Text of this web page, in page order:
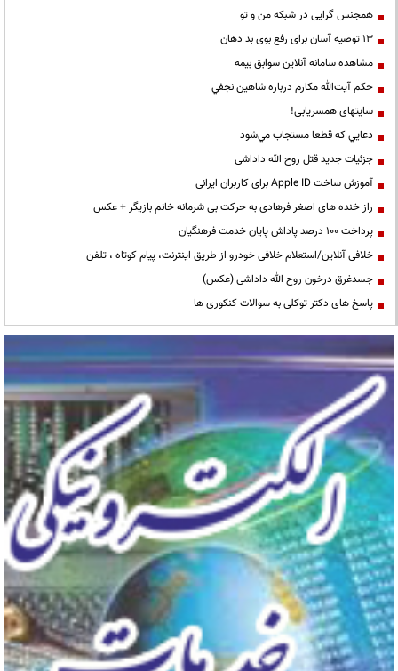
همجنس گرایی در شبکه من و تو
13 توصیه آسان برای رفع بوی بد دهان
مشاهده سامانه آنلاين سوابق بیمه
حكم آيت‌الله مكارم درباره شاهين نجفي
سایتهای همسریابی!
دعايي كه قطعا مستجاب مي‌شود
جزئیات جدید قتل روح الله داداشی
آموزش ساخت Apple ID برای کاربران ایرانی
راز خنده های اصغر فرهادی به حرکت بی شرمانه خانم بازیگر + عکس
پرداخت ۱۰۰ درصد پاداش پایان خدمت فرهنگیان
خلافی آنلاین/استعلام خلافی خودرو از طریق اینترنت، پیام کوتاه ، تلفن
جسدغرق درخون روح الله داداشی (عکس)
پاسخ های دکتر توکلی به سوالات کنکوری ها